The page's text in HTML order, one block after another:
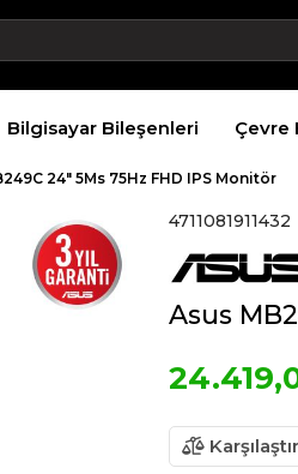
Bilgisayar Bileşenleri Çevre
24" 5Ms 75Hz FHD IPS Monitör
4711081911432
Asus
Karşılaştır